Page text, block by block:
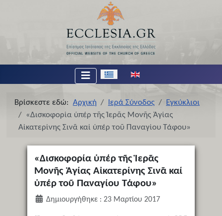
Επιλέξτε τη γλώσσα σας
Βρίσκεστε εδώ: Αρχική Ιερά Σύνοδος
Εγκύκλιοι
«Δισκοφορία ὑπέρ τῆς Ἱερᾶς Μονῆς Ἁγίας
Αἰκατερίνης Σινᾶ καί ὑπέρ τοῦ Παναγίου Τάφου»
«Δισκοφορία ὑπέρ τῆς Ἱερᾶς
Μονῆς Ἁγίας Αἰκατερίνης Σινᾶ καί
ὑπέρ τοῦ Παναγίου Τάφου»
Δημιουργήθηκε : 23 Μαρτίου 2017